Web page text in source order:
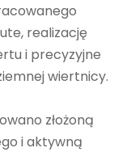
realizację
i precyzyjne
wiertnicy.
złożoną
i aktywną